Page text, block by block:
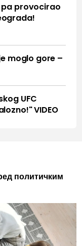
pa provocirao
moglo gore –
UFC
VIDEO
политичким